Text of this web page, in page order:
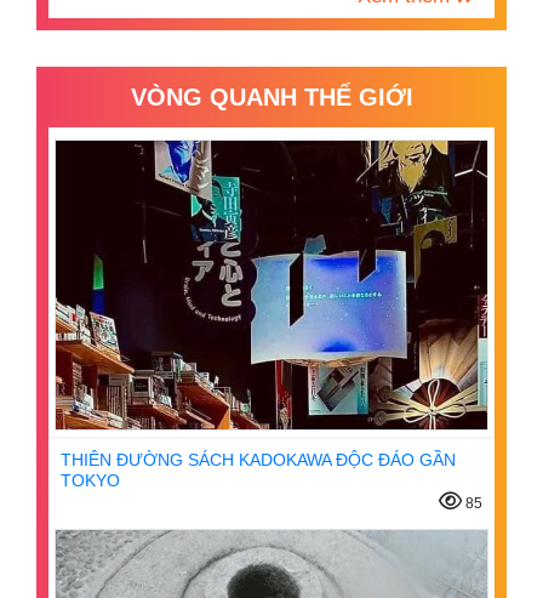
VÒNG QUANH THẾ GIỚI
THIÊN ĐƯỜNG SÁCH KADOKAWA ĐỘC ĐÁO GẦN
TOKYO
85